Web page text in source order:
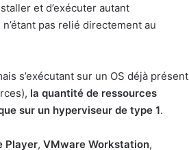
et d’exécuter autant
pas relié directement au
s’exécutant sur un OS déjà présent
la quantité de ressources
sur un hyperviseur de type 1.
Player, VMware Workstation,